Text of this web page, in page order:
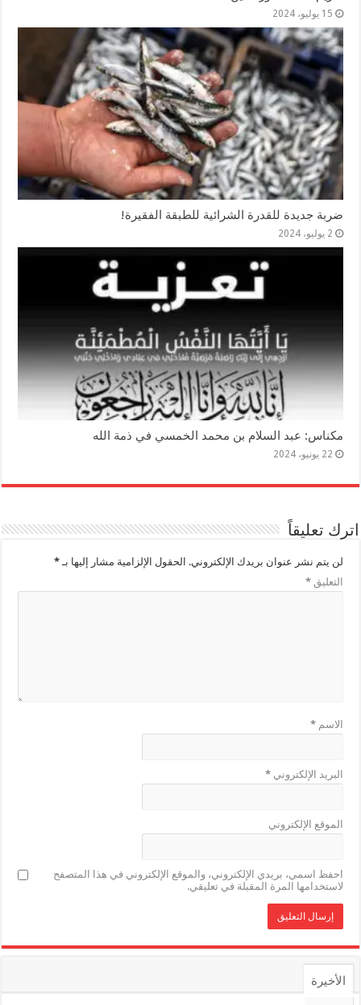
15 يوليو، 2024
ضربة جديدة للقدرة الشرائية للطبقة الفقيرة!
2 يوليو، 2024
مكناس: عبد السلام بن محمد الخمسي في ذمة الله
22 يونيو، 2024
اترك تعليقاً
لن يتم نشر عنوان بريدك الإلكتروني. الحقول الإلزامية مشار إليها بـ*
التعليق*
الاسم*
البريد الإلكتروني*
الموقع الإلكتروني
احفظ اسمي، بريدي الإلكتروني، والموقع الإلكتروني في هذا المتصفح
لاستخدامها المرة المقبلة في تعليقي.
الأخيرة